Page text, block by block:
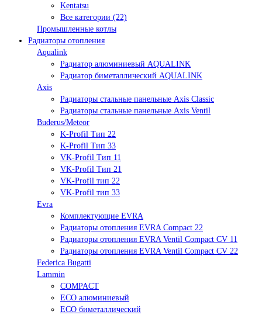
Kentatsu
Все категории (22)
Промышленные котлы
Радиаторы отопления
Aqualink
Радиатор алюминиевый AQUALINK
Радиатор биметаллический AQUALINK
Axis
Радиаторы стальные панельные Axis Classic
Радиаторы стальные панельные Axis Ventil
Buderus/Meteor
K-Profil Тип 22
K-Profil Тип 33
VK-Profil Тип 11
VK-Profil Тип 21
VK-Profil тип 22
VK-Profil тип 33
Evra
Комплектующие EVRA
Радиаторы отопления EVRA Compact 22
Радиаторы отопления EVRA Ventil Compact CV 11
Радиаторы отопления EVRA Ventil Compact CV 22
Federica Bugatti
Lammin
COMPACT
ECO алюминиевый
ECO биметаллический